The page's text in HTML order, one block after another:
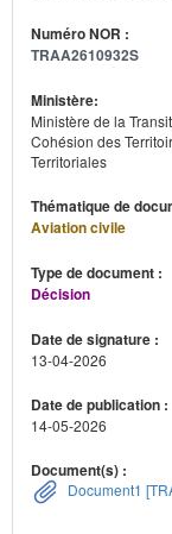
Numéro NOR :
TRAA2610932S
Ministère:
Ministère de la
Cohésion des
Territoriales
Thématique de
Aviation civile
Type de document :
Décision
Date de signature :
13-04-2026
Date de publication :
14-05-2026
Document(s) :
Document1